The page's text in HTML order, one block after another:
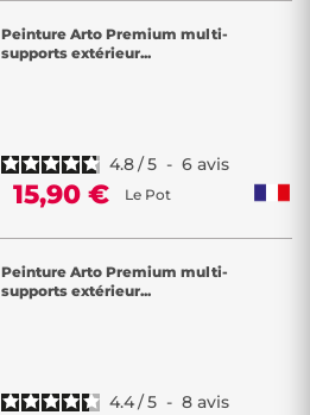
Peinture Arto Premium multi-
supports extérieur...
4.8/5 - 6 avis
15,90 € Le Pot
Peinture Arto Premium multi-
supports extérieur...
4.4/5 - 8 avis